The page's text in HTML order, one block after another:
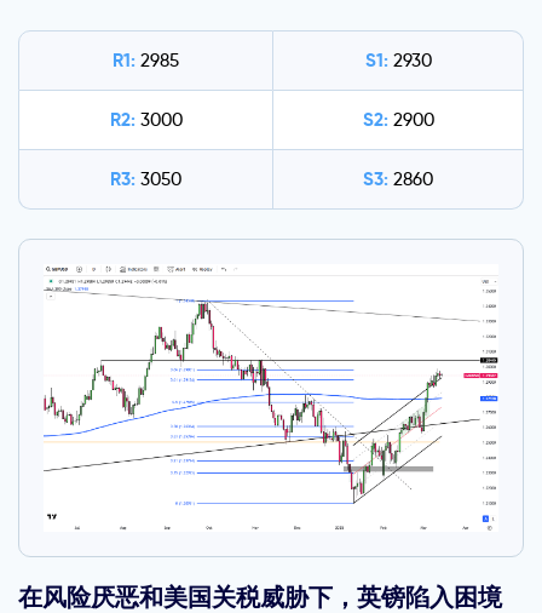
R1: 2985 S1: 2930
R2: 3000 S2: 2900
R3: 3050 S3: 2860
在风险厌恶和美国关税威胁下，英镑陷入困境